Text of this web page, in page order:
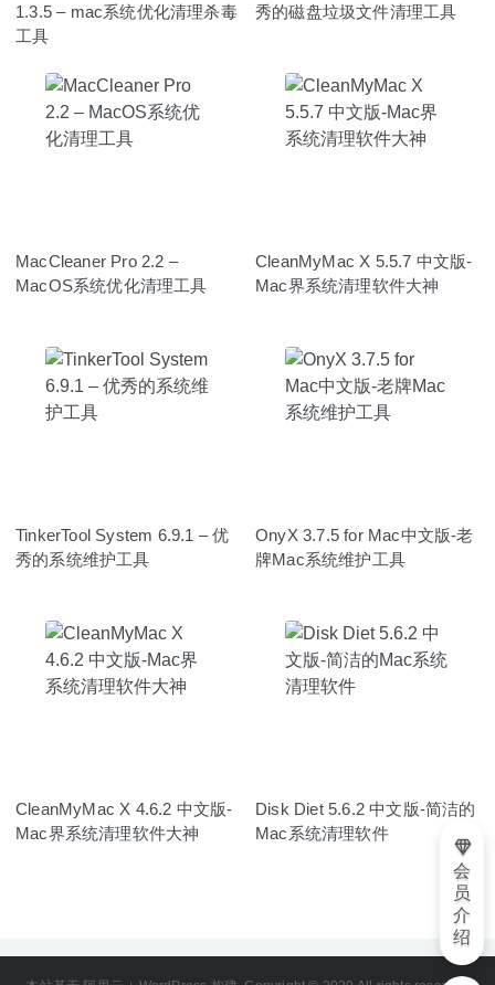
1.3.5 – mac系统优化清理杀毒
工具
秀的磁盘垃圾文件清理工具
MacCleaner Pro 2.2 –
MacOS系统优化清理工具
CleanMyMac X 5.5.7 中文版-
Mac界系统清理软件大神
TinkerTool System 6.9.1 – 优
秀的系统维护工具
OnyX 3.7.5 for Mac中文版-老
牌Mac系统维护工具
CleanMyMac X 4.6.2 中文版-
Mac界系统清理软件大神
Disk Diet 5.6.2 中文版-简洁的
Mac系统清理软件
会
员
介
绍